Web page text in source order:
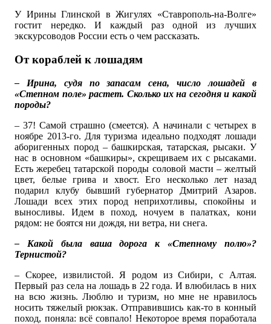
У Ирины Глинской в Жигулях «Ставрополь-на-Волге»
гостит нередко. И каждый раз одной из лучших
экскурсоводов России есть о чем рассказать.
От кораблей к лошадям
– Ирина, судя по запасам сена, число лошадей в
«Степном поле» растет. Сколько их на сегодня и какой
породы?
– 37! Самой страшно (смеется). А начинали с четырех в
ноябре 2013-го. Для туризма идеально подходят лошади
аборигенных пород – башкирская, татарская, рысаки. У
нас в основном «башкиры», скрещиваем их с рысаками.
Есть жеребец татарской породы соловой масти – желтый
цвет, белые грива и хвост. Его несколько лет назад
подарил клубу бывший губернатор Дмитрий Азаров.
Лошади всех этих пород неприхотливы, спокойны и
выносливы. Идем в поход, ночуем в палатках, кони
рядом: не боятся ни дождя, ни ветра, ни снега.
– Какой была ваша дорога к «Степному полю»?
Тернистой?
– Скорее, извилистой. Я родом из Сибири, с Алтая.
Первый раз села на лошадь в 22 года. И влюбилась в них
на всю жизнь. Люблю и туризм, но мне не нравилось
носить тяжелый рюкзак. Отправившись как-то в конный
поход, поняла: всё совпало! Некоторое время поработала